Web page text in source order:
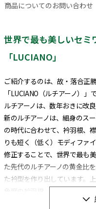
商品についてのお問い合わせ
世界で最も美しいセミ
「LUCIANO」
ご紹介するのは、故・落合正
「LUCIANO（ルチアーノ）
ルチアーノは、数年おきに改
新のルチアーノは、細身のス
の時代に合わせて、衿羽根、
りも短く（低く）モディファ
修正することで、世界で最も
た先代のルチアーノの黄金比
た衿型を作り出しています。
る前台襟、ノータイでもお洒